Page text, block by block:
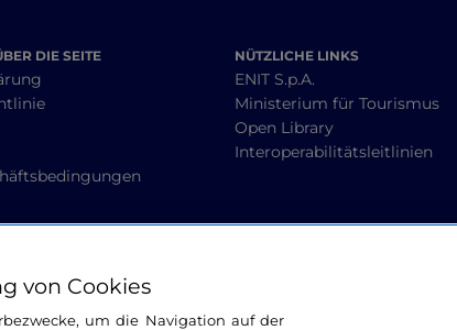
DIE SEITE NÜTZLICHE LINKS
ENIT S.p.A.
Ministerium für Tourismus
Open Library
Interoperabilitätsleitlinien
von Cookies
um die Navigation auf der